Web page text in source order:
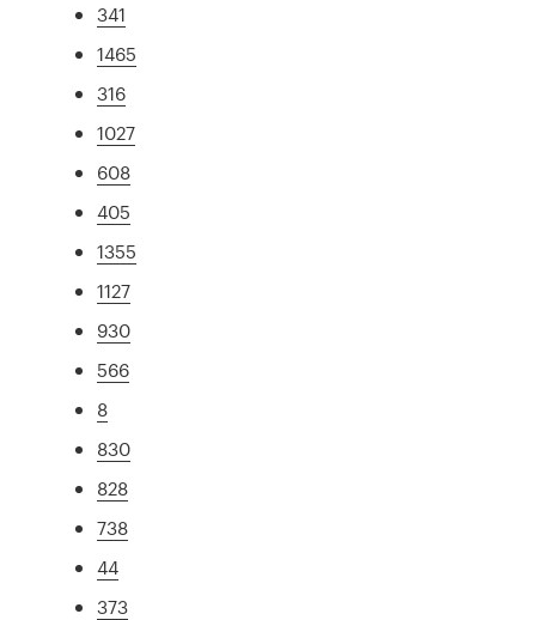
341
1465
316
1027
608
405
1355
1127
930
566
8
830
828
738
44
373